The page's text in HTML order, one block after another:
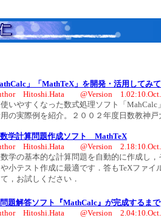
」「MathTeX」を開発・活用してみて
Hitoshi.Hata @Version
いやすくなった数式処理ソフト「
の実際例を紹介。２００２年度日数教神
学計算問題作成ソフト MathTeX
Hitoshi.Hata @Version
学の基本的な計算問題を自動的に作成し
小テスト作成に最適です．答もTeXファ
，お試しください．
題解答ソフト『MathCalc』が完成するまで
Hitoshi.Hata @Version